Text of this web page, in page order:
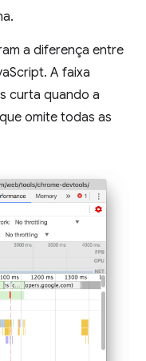
a diferença entre
A faixa
curta quando a
omite todas as